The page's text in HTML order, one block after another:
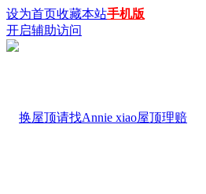
设为首页收藏本站手机版
开启辅助访问